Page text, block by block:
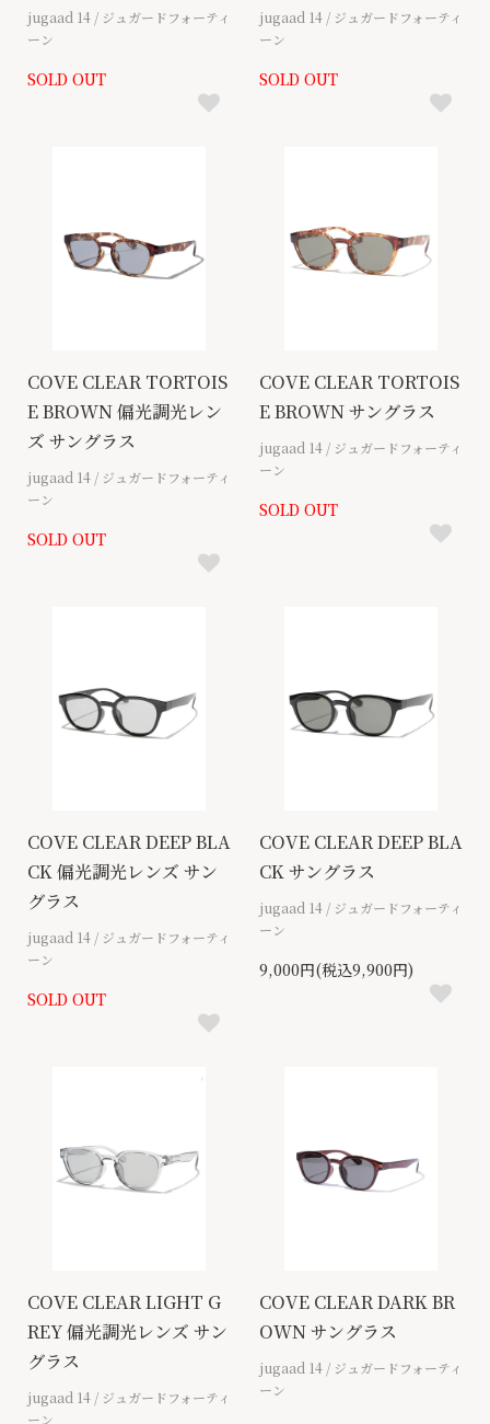
jugaad 14 / ジュガードフォーティ
ーン
SOLD OUT
jugaad 14 / ジュガードフォーティ
ーン
SOLD OUT
COVE CLEAR TORTOIS
E BROWN 偏光調光レン
ズ サングラス
jugaad 14 / ジュガードフォーティ
ーン
SOLD OUT
COVE CLEAR TORTOIS
E BROWN サングラス
jugaad 14 / ジュガードフォーティ
ーン
SOLD OUT
COVE CLEAR DEEP BLA
CK 偏光調光レンズ サン
グラス
jugaad 14 / ジュガードフォーティ
ーン
SOLD OUT
COVE CLEAR DEEP BLA
CK サングラス
jugaad 14 / ジュガードフォーティ
ーン
9,000円(税込9,900円)
COVE CLEAR LIGHT G
REY 偏光調光レンズ サン
グラス
jugaad 14 / ジュガードフォーティ
ーン
COVE CLEAR DARK BR
OWN サングラス
jugaad 14 / ジュガードフォーティ
ーン